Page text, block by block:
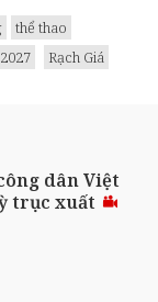
thể thao
Rạch Giá
dân Việt
trục xuất